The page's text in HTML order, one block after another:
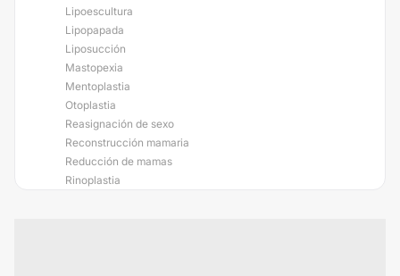
Lipoescultura
Lipopapada
Liposucción
Mastopexia
Mentoplastia
Otoplastia
Reasignación de sexo
Reconstrucción mamaria
Reducción de mamas
Rinoplastia